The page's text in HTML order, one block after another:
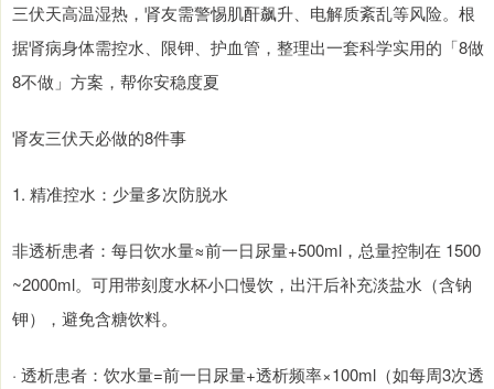
三伏天高温湿热，肾友需警惕肌酐飙升、电解质紊乱等风险。根
据肾病身体需控水、限钾、护血管，整理出一套科学实用的「8做
8不做」方案，帮你安稳度夏
肾友三伏天必做的8件事
1. 精准控水：少量多次防脱水
非透析患者：每日饮水量≈前一日尿量+500ml，总量控制在 1500
~2000ml。可用带刻度水杯小口慢饮，出汗后补充淡盐水（含钠
钾），避免含糖饮料。
· 透析患者：饮水量=前一日尿量+透析频率×100ml（如每周3次透